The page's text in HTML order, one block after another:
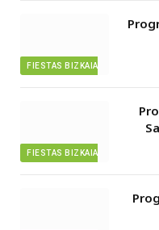
FIESTAS BIZKAIA
FIESTAS BIZKAIA